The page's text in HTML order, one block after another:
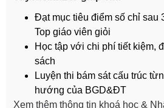
Đạt mục tiêu điểm số chỉ sau
Top giáo viên giỏi
Học tập với chi phí tiết kiệm,
sách
Luyện thi bám sát cấu trúc
hướng của BGD&ĐT
Xem thêm thông tin khoá học &